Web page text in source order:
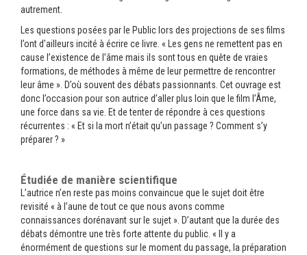
autrement.
Les questions posées par le Public lors des projections de ses films
l’ont d’ailleurs incité à écrire ce livre. « Les gens ne remettent pas en
cause l’existence de l’âme mais ils sont tous en quête de vraies
formations, de méthodes à même de leur permettre de rencontrer
leur âme ». D’où souvent des débats passionnants. Cet ouvrage est
donc l’occasion pour son autrice d’aller plus loin que le film l’Âme,
une force dans sa vie. Et de tenter de répondre à ces questions
récurrentes : « Et si la mort n’était qu’un passage ? Comment s’y
préparer ? »
Étudiée de manière scientifique
L’autrice n’en reste pas moins convaincue que le sujet doit être
revisité « à l’aune de tout ce que nous avons comme
connaissances dorénavant sur le sujet ». D’autant que la durée des
débats démontre une très forte attente du public. « Il y a
énormément de questions sur le moment du passage, la préparation